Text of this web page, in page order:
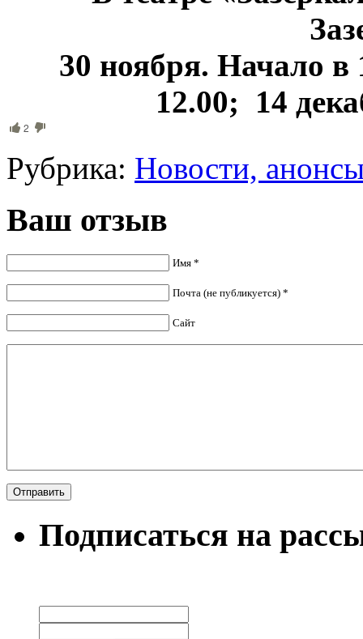
30 ноября. Начало в
12.00; 14
2
Рубрика: Новости,
Ваш отзыв
Имя *
Почта (не публикуется) *
Сайт
Подписаться на